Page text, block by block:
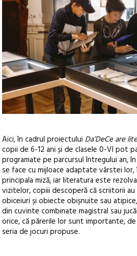
Aici, în cadrul proiectului Da’DeCe are
copii de 6-12 ani și de clasele 0-VI pot
programate pe parcursul întregului an,
se face cu mijloace adaptate vârstei
principala miză, iar literatura este
vizitelor, copiii descoperă că scriitorii
obiceiuri și obiecte obișnuite sau
din cuvinte combinate magistral sau
orice, că părerile lor sunt importante,
seria de jocuri propuse.